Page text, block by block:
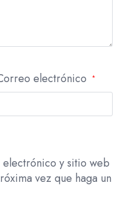
electrónico *
y sitio web
vez que haga un